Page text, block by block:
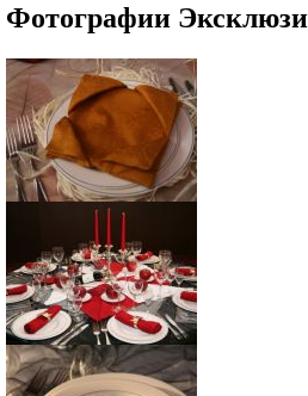
Фотографии